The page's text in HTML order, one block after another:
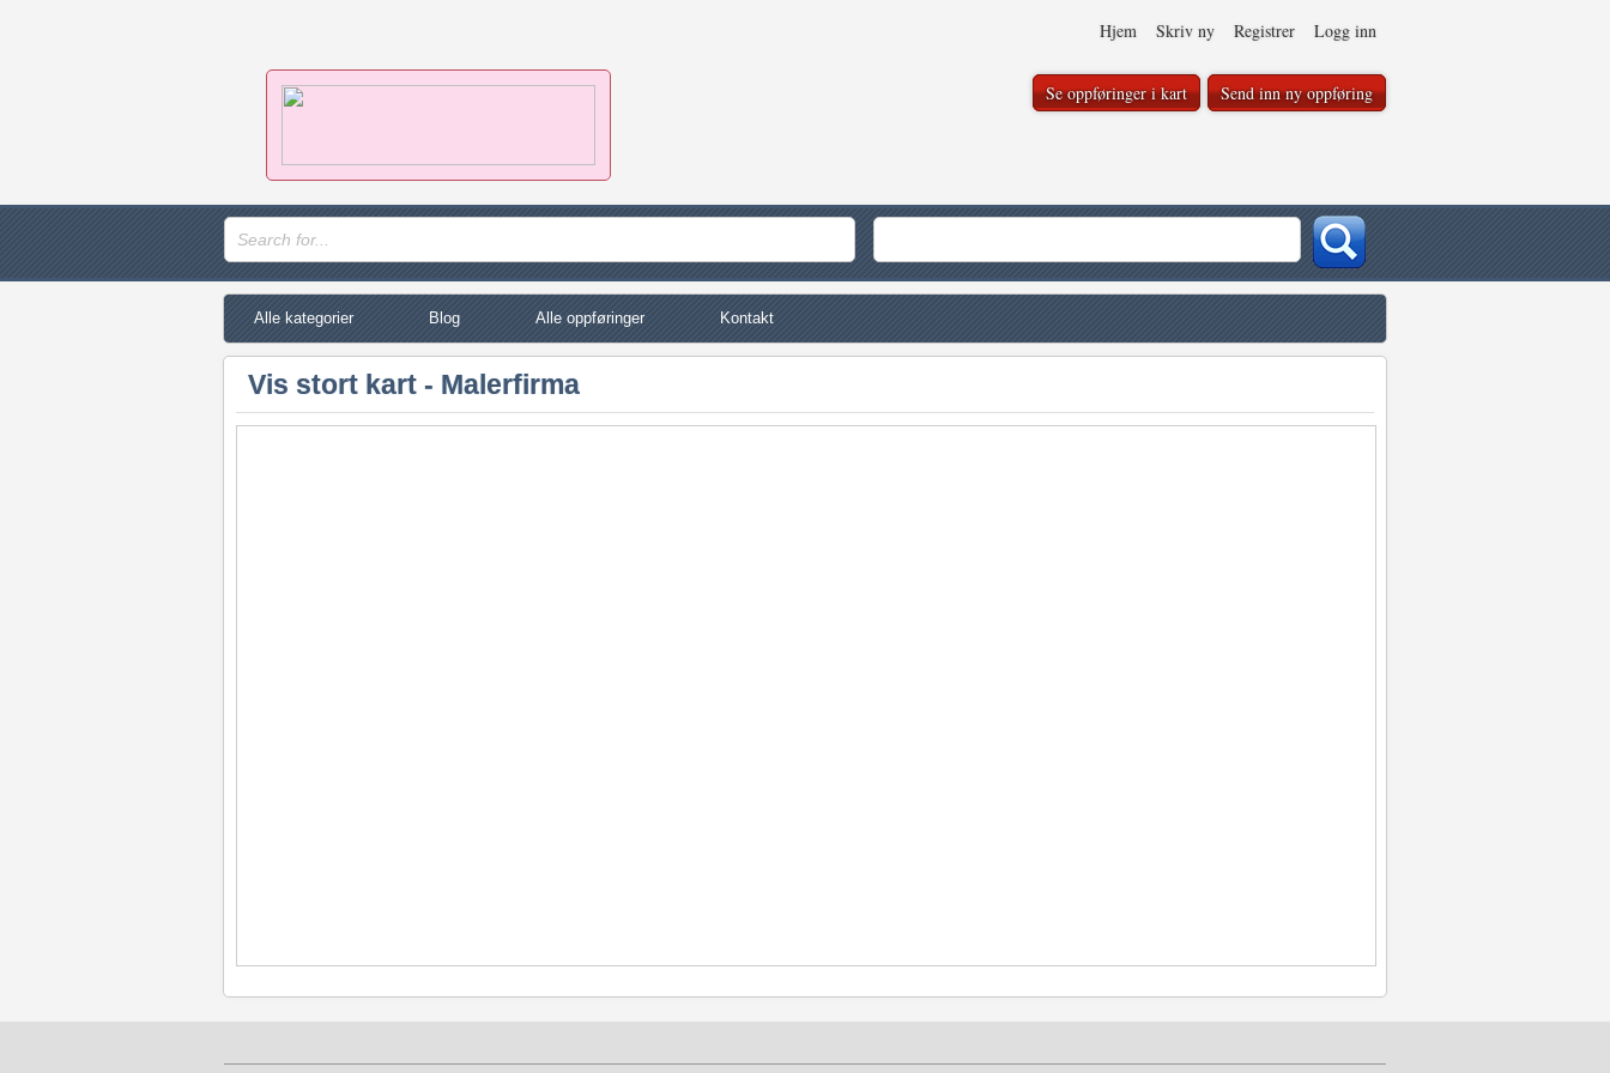
Hjem Skriv ny Registrer Logg inn
Se oppføringer i kart Send inn ny oppføring
Alle kategorier Blog Alle oppføringer Kontakt
Vis stort kart - Malerfirma